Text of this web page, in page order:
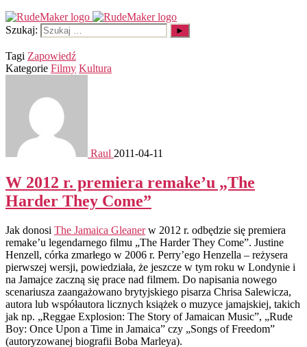
Szukaj:
Tagi Zapowiedź
Kategorie Filmy Kultura
Raul 2011-04-11
W 2012 r. premiera remake’u „The
Harder They Come”
Jak donosi The Jamaica Gleanerw 2012 r. odbędzie się premiera
remake’u legendarnego filmu „The Harder They Come”. Justine
Henzell, córka zmarłego w 2006 r. Perry’ego Henzella – reżysera
pierwszej wersji, powiedziała, że jeszcze w tym roku w Londynie i
na Jamajce zaczną się prace nad filmem. Do napisania nowego
scenariusza zaangażowano brytyjskiego pisarza Chrisa Salewicza,
autora lub współautora licznych książek o muzyce jamajskiej, takich
jak np. „Reggae Explosion: The Story of Jamaican Music”, „Rude
Boy: Once Upon a Time in Jamaica” czy „Songs of Freedom”
(autoryzowanej biografii Boba Marleya).